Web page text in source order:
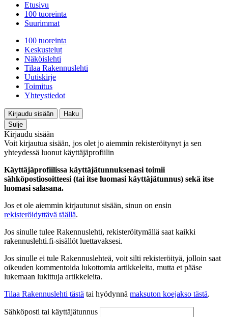
Etusivu
100 tuoreinta
Suurimmat
100 tuoreinta
Keskustelut
Näköislehti
Tilaa Rakennuslehti
Uutiskirje
Toimitus
Yhteystiedot
Kirjaudu sisään
Haku
Sulje
Kirjaudu sisään
Voit kirjautua sisään, jos olet jo aiemmin rekisteröitynyt ja sen
yhteydessä luonut käyttäjäprofiilin
Käyttäjäprofiilissa käyttäjätunnuksenasi toimii
sähköpostiosoitteesi (tai itse luomasi käyttäjätunnus) sekä itse
luomasi salasana.
Jos et ole aiemmin kirjautunut sisään, sinun on ensin
rekisteröidyttävä täällä.
Jos sinulle tulee Rakennuslehti, rekisteröitymällä saat kaikki
rakennuslehti.fi-sisällöt luettavaksesi.
Jos sinulle ei tule Rakennuslehteä, voit silti rekisteröityä, jolloin saat
oikeuden kommentoida lukottomia artikkeleita, mutta et pääse
lukemaan lukittuja artikkeleita.
Tilaa Rakennuslehti tästä tai hyödynnä maksuton koejakso tästä.
Sähköposti tai käyttäjätunnus